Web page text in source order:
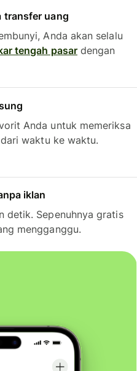
transfer uang
Anda akan selalu
tengah pasardengan
Anda untuk memeriksa
waktu ke waktu.
iklan
detik. Sepenuhnya gratis
mengganggu.